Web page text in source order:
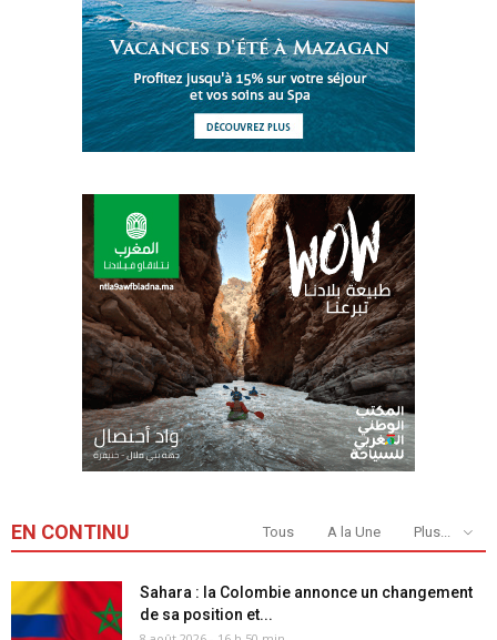
EN CONTINU Tous A la Une Plus...
Sahara : la Colombie annonce un changement
de sa position et...